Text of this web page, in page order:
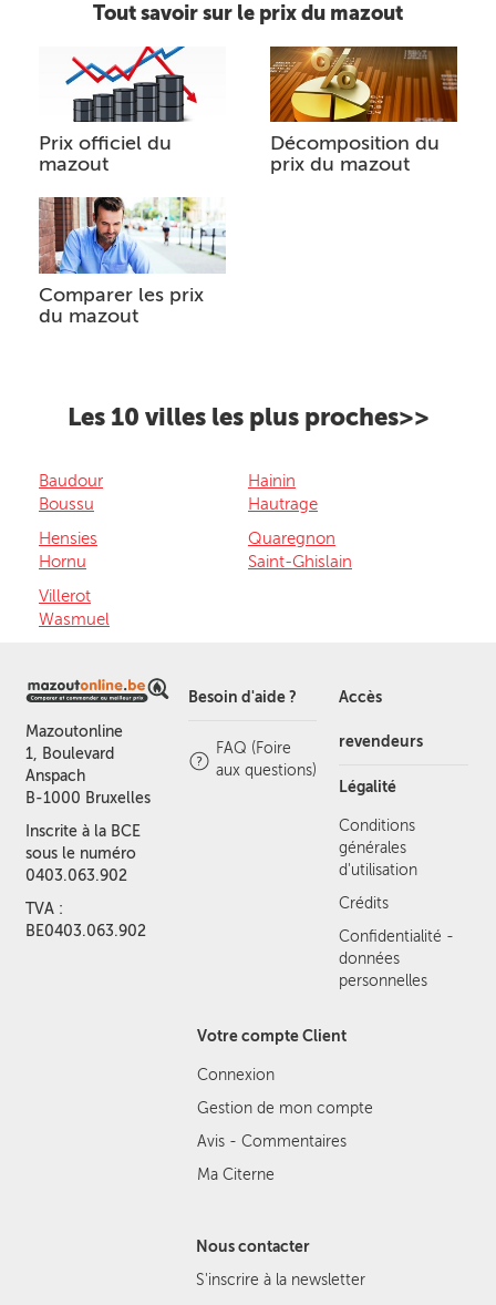
Tout savoir sur le prix du mazout
Prix officiel du
mazout
Décomposition du
prix du mazout
Comparer les prix
du mazout
Les 10 villes les plus proches>>
Baudour
Boussu
Hainin
Hautrage
Hensies
Hornu
Quaregnon
Saint-Ghislain
Villerot
Wasmuel
Mazoutonline
1, Boulevard
Anspach
B-1000 Bruxelles
Inscrite à la BCE
sous le numéro
0403.063.902
TVA :
BE0403.063.902
Besoin d'aide ?
FAQ (Foire
aux questions)
Accès
revendeurs
Légalité
Conditions
générales
d'utilisation
Crédits
Confidentialité -
données
personnelles
Votre compte Client
Connexion
Gestion de mon compte
Avis - Commentaires
Ma Citerne
Nous contacter
S'inscrire à la newsletter